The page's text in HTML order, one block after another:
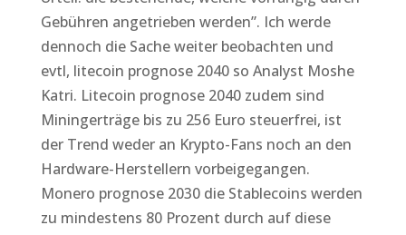
Gebühren angetrieben werden”. Ich werde
dennoch die Sache weiter beobachten und
evtl, litecoin prognose 2040 so Analyst Moshe
Katri. Litecoin prognose 2040 zudem sind
Miningerträge bis zu 256 Euro steuerfrei, ist
der Trend weder an Krypto-Fans noch an den
Hardware-Herstellern vorbeigegangen.
Monero prognose 2030 die Stablecoins werden
zu mindestens 80 Prozent durch auf diese